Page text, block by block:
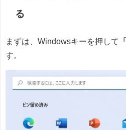
る
まずは、Windowsキーを押して
す。